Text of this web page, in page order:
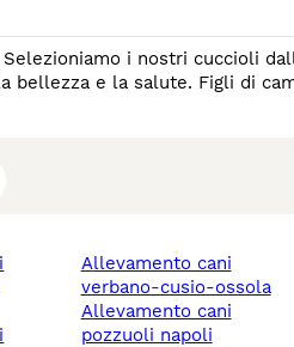
i nostri cuccioli
bellezza e la salute. Figli di
allevamento cani
verbano-cusio-ossola
allevamento cani
pozzuoli napoli